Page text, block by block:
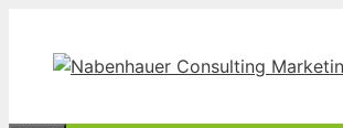
springen